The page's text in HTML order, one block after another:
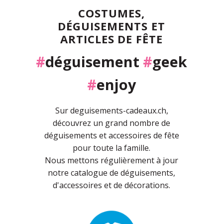
COSTUMES,
DÉGUISEMENTS ET
ARTICLES DE FÊTE
#déguisement #geek
#enjoy
Sur deguisements-cadeaux.ch,
découvrez un grand nombre de
déguisements et accessoires de fête
pour toute la famille.
Nous mettons régulièrement à jour
notre catalogue de déguisements,
d'accessoires et de décorations.